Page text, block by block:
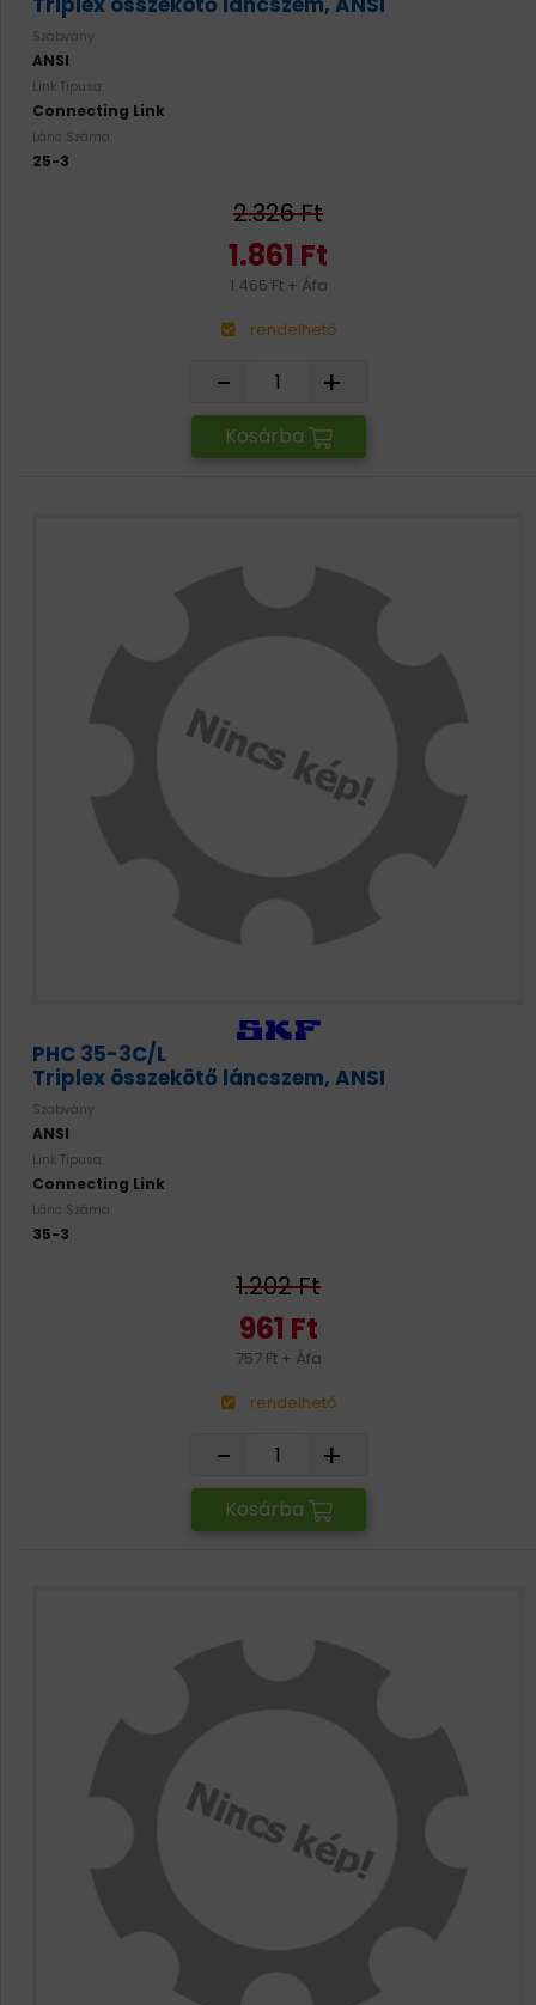
Szabvány:
ANSI
Link Tipusa:
Connecting Link
Lánc Száma:
25-3
2.326 Ft
1.861 Ft
1.465 Ft + Áfa
rendelhető
- +
Kosárba
PHC 35-3C/L
Triplex összekötő láncszem, ANSI
Szabvány:
ANSI
Link Tipusa:
Connecting Link
Lánc Száma:
35-3
1.202 Ft
961 Ft
757 Ft + Áfa
rendelhető
- +
Kosárba